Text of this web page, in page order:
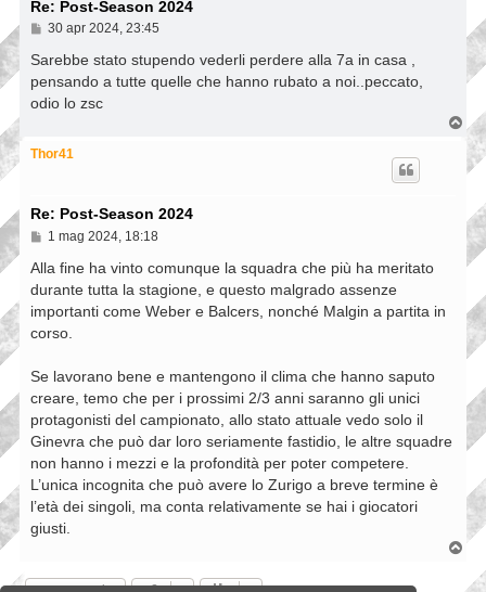
Re: Post-Season 2024
M
s
a
g
o
30 apr 2024, 23:45
Sarebbe stato stupendo vederli perdere alla 7a in casa ,
pensando a tutte quelle che hanno rubato a noi..peccato,
odio lo zsc
T
o
Thor41
Re: Post-Season 2024
M
s
a
g
i
1 mag 2024, 18:18
Alla fine ha vinto comunque la squadra che più ha meritato
durante tutta la stagione, e questo malgrado assenze
importanti come Weber e Balcers, nonché Malgin a partita in
corso.
Se lavorano bene e mantengono il clima che hanno saputo
creare, temo che per i prossimi 2/3 anni saranno gli unici
protagonisti del campionato, allo stato attuale vedo solo il
Ginevra che può dar loro seriamente fastidio, le altre squadre
non hanno i mezzi e la profondità per poter competere.
L’unica incognita che può avere lo Zurigo a breve termine è
l’età dei singoli, ma conta relativamente se hai i giocatori
giusti.